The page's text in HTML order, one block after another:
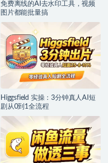
免费离线的AI去水印工具，视频
图片都能批量搞
Higgsfield 实操：3分钟真人AI短
剧从0到1全流程